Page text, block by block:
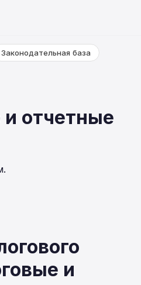
Законодательная база
отчетные
и